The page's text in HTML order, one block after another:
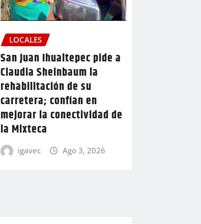
LOCALES
San Juan Ihualtepec pide a
Claudia Sheinbaum la
rehabilitación de su
carretera; confían en
mejorar la conectividad de
la Mixteca
igavec Ago 3, 2026